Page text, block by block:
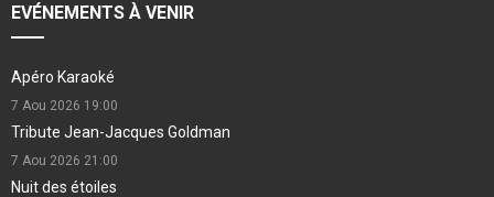
EVÉNEMENTS À VENIR
Apéro Karaoké
7 Aou 2026 19:00
Tribute Jean-Jacques Goldman
7 Aou 2026 21:00
Nuit des étoiles